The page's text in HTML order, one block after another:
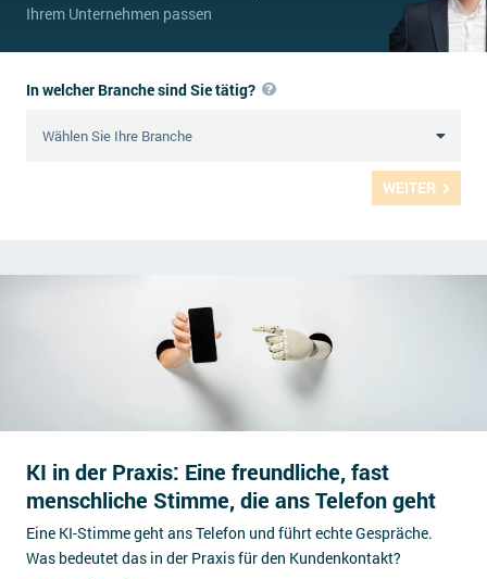
Ihrem Unternehmen passen
WEITER
In welcher Branche sind Sie tätig?
KI in der Praxis: Eine freundliche, fast
menschliche Stimme, die ans Telefon geht
Eine KI-Stimme geht ans Telefon und führt echte Gespräche.
Was bedeutet das in der Praxis für den Kundenkontakt?